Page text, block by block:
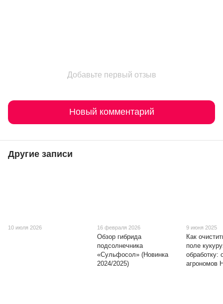
Добавьте первый отзыв
Новый комментарий
Другие записи
10 июля 2026 16 февраля 2026
Обзор гибрида
подсолнечника
«Сульфосол» (Новинка
2024/2025)
9 июня 2025
Как
поле
обработку:
агрономов